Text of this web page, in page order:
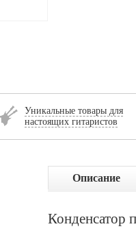
Уникальные товары для
настоящих гитаристов
Описание
Конденсатор